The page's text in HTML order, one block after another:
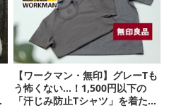
【ワークマン・無印】グレーTも
う怖くない…！1,500円以下の
「汗じみ防止Tシャツ」を着たら